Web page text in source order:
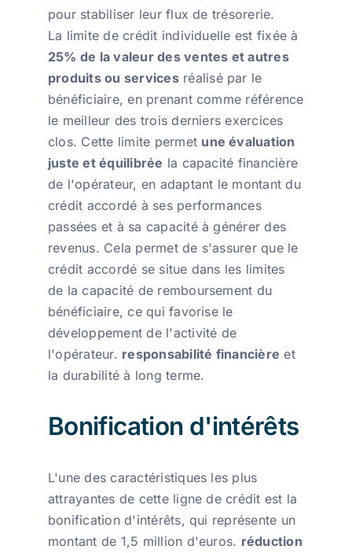
pour stabiliser leur flux de trésorerie.
La limite de crédit individuelle est fixée à
25% de la valeur des ventes et autres
produits ou servicesréalisé par le
bénéficiaire, en prenant comme référence
le meilleur des trois derniers exercices
clos. Cette limite permet une évaluation
juste et équilibrée la capacité financière
de l'opérateur, en adaptant le montant du
crédit accordé à ses performances
passées et à sa capacité à générer des
revenus. Cela permet de s'assurer que le
crédit accordé se situe dans les limites
de la capacité de remboursement du
bénéficiaire, ce qui favorise le
développement de l'activité de
l'opérateur. responsabilité financière et
la durabilité à long terme.
Bonification d'intérêts
L'une des caractéristiques les plus
attrayantes de cette ligne de crédit est la
bonification d'intérêts, qui représente un
montant de 1,5 million d'euros. réduction